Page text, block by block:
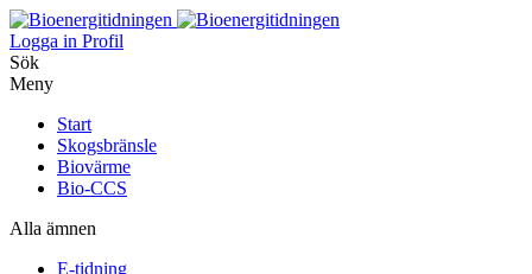
Logga in Profil
Sök
Meny
Start
Skogsbränsle
Biovärme
Bio-CCS
Alla ämnen
E-tidning